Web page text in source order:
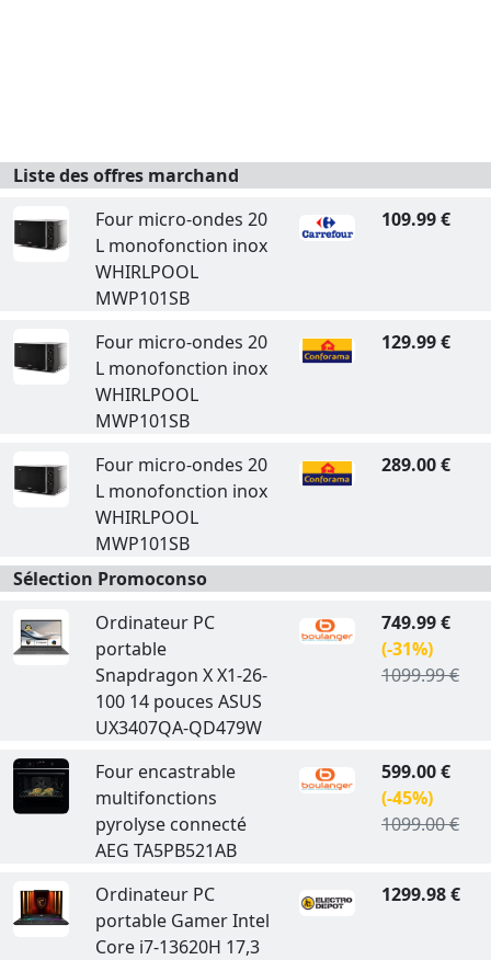
Liste des offres marchand
Four micro-ondes 20
L monofonction inox
WHIRLPOOL
MWP101SB
109.99 €
Four micro-ondes 20
L monofonction inox
WHIRLPOOL
MWP101SB
129.99 €
Four micro-ondes 20
L monofonction inox
WHIRLPOOL
MWP101SB
289.00 €
Sélection Promoconso
Ordinateur PC
portable
Snapdragon X X1-26-
100 14 pouces ASUS
UX3407QA-QD479W
749.99 €
(-31%)
1099.99 €
Four encastrable
multifonctions
pyrolyse connecté
AEG TA5PB521AB
599.00 €
(-45%)
1099.00 €
Ordinateur PC
portable Gamer Intel
Core i7-13620H 17,3
1299.98 €